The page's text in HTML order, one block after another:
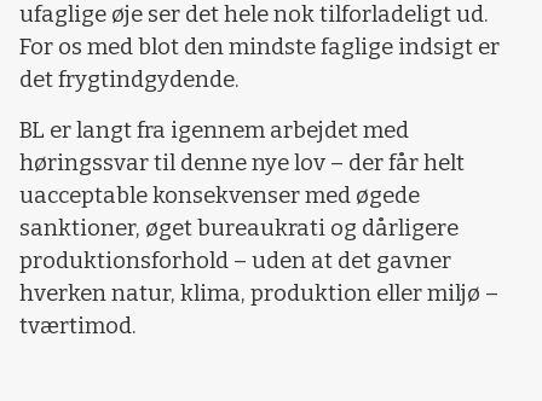
ufaglige øje ser det hele nok tilforladeligt ud.
For os med blot den mindste faglige indsigt er
det frygtindgydende.
BL er langt fra igennem arbejdet med
høringssvar til denne nye lov – der får helt
uacceptable konsekvenser med øgede
sanktioner, øget bureaukrati og dårligere
produktionsforhold – uden at det gavner
hverken natur, klima, produktion eller miljø –
tværtimod.